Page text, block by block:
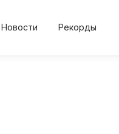
Новости Рекорды